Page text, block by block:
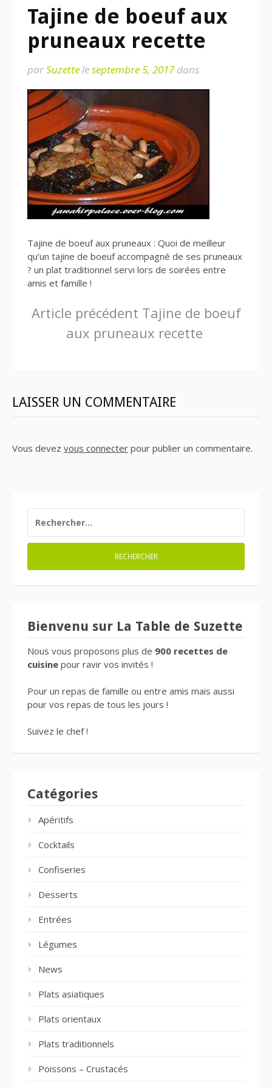
Tajine de boeuf aux
pruneaux recette
parSuzetteleseptembre 5, 2017dans
Tajine de boeuf aux pruneaux : Quoi de meilleur
qu’un tajine de boeuf accompagné de ses pruneaux
? un plat traditionnel servi lors de soirées entre
amis et famille !
Lire
Article précédent Tajine de boeuf
aux pruneaux recette
LAISSER UN COMMENTAIRE
Vous devez vous connecter pour publier un commentaire.
Bienvenu sur La Table de Suzette
Nous vous proposons plus de 900 recettes de
cuisine pour ravir vos invités !
Pour un repas de famille ou entre amis mais aussi
pour vos repas de tous les jours !
Suivez le chef !
Catégories
Apéritifs
Cocktails
Confiseries
Desserts
Entrées
Légumes
News
Plats asiatiques
Plats orientaux
Plats traditionnels
Poissons – Crustacés